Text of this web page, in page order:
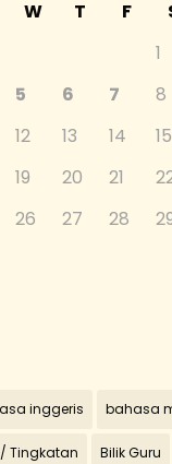
W T F
1
5 6 7 8
12 13 14 15
19 20 21
26 27 28
inggeris bahasa
Tingkatan Bilik Guru